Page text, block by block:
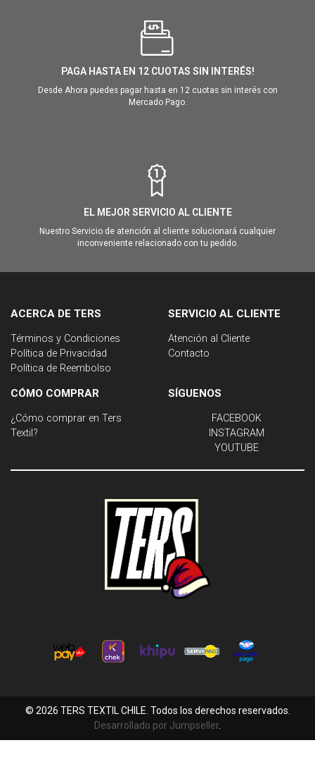
PAGA HASTA EN 12 CUOTAS SIN INTERÉS!
Desde Ahora puedes pagar hasta en 12 cuotas sin interés con
Mercado Pago.
EL MEJOR SERVICIO AL CLIENTE
Nuestro Servicio de atención al cliente solucionará cualquier
inconveniente relacionado con tu pedido.
ACERCA DE TERS
Términos y Condiciones
Política de Privacidad
Política de Reembolso
SERVICIO AL CLIENTE
Atención al Cliente
Contacto
CÓMO COMPRAR
¿Cómo comprar en Ters
Textil?
SÍGUENOS
FACEBOOK
INSTAGRAM
YOUTUBE
© 2026 TERS TEXTIL CHILE. Todos los derechos reservados.
Desarrollado por Jumpseller.